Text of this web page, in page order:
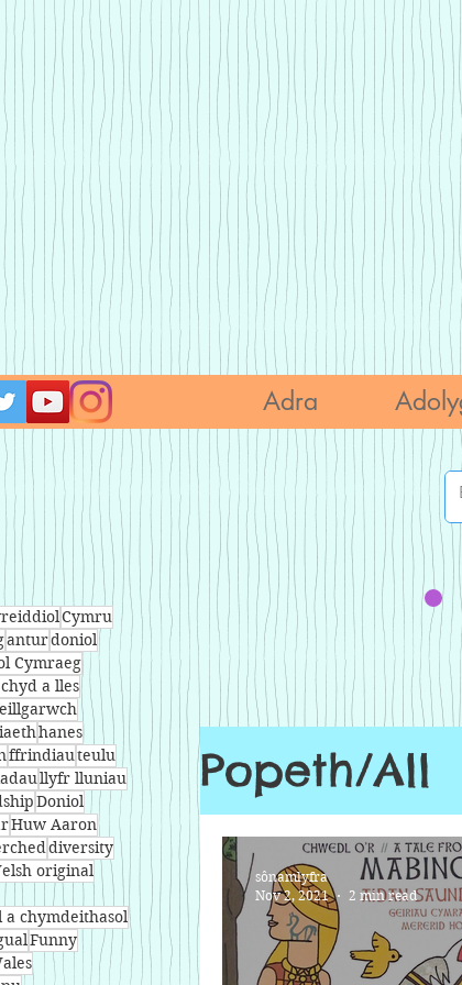
Adra
Cymru
anturdoniol
Cymraeg
a lles
hanes
ffrindiauteulu
llyfr lluniau
Doniol
Huw Aaron
diversity
original
a chymdeithasol
Funny
Popeth/All
sônamlyfra
Nov 2, 2021
2 min read